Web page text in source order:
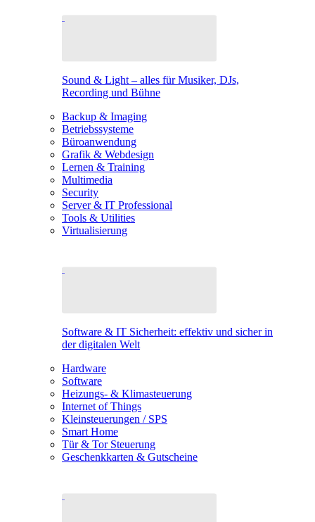
Sound & Light – alles für Musiker, DJs,
Recording und Bühne
Backup & Imaging
Betriebssysteme
Büroanwendung
Grafik & Webdesign
Lernen & Training
Multimedia
Security
Server & IT Professional
Tools & Utilities
Virtualisierung
Software & IT Sicherheit: effektiv und sicher in
der digitalen Welt
Hardware
Software
Heizungs- & Klimasteuerung
Internet of Things
Kleinsteuerungen / SPS
Smart Home
Tür & Tor Steuerung
Geschenkkarten & Gutscheine